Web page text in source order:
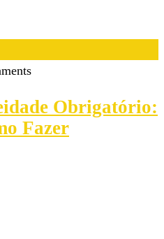
Obrigatório:
Fazer